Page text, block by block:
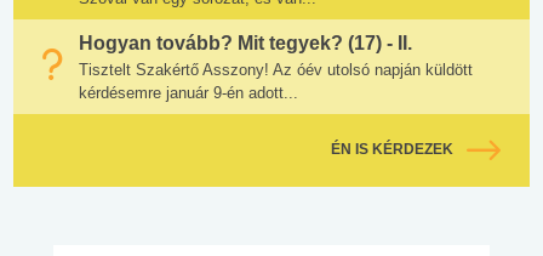
Hogyan tovább? Mit tegyek? (17) - II.
Tisztelt Szakértő Asszony! Az óév utolsó napján küldött
kérdésemre január 9-én adott...
ÉN IS KÉRDEZEK